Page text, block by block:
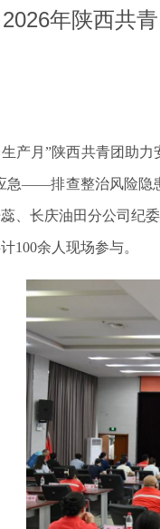
2026年陕西共
生产月”陕西共青团助
急——排查整治风险隐
、长庆油田分公司纪
100余人现场参与。